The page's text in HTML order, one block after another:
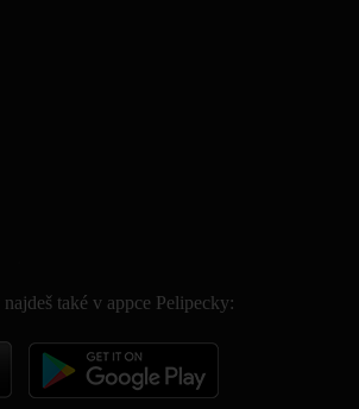
také v appce Pelipecky: